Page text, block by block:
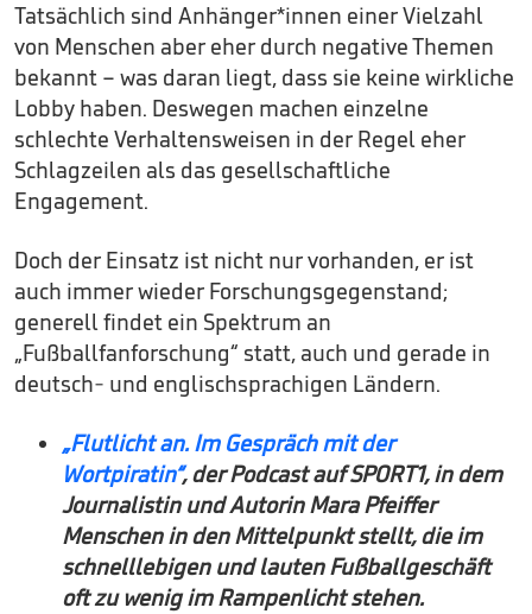
Tatsächlich sind Anhänger*innen einer Vielzahl
von Menschen aber eher durch negative Themen
bekannt – was daran liegt, dass sie keine wirkliche
Lobby haben. Deswegen machen einzelne
schlechte Verhaltensweisen in der Regel eher
Schlagzeilen als das gesellschaftliche
Engagement.
Doch der Einsatz ist nicht nur vorhanden, er ist
auch immer wieder Forschungsgegenstand;
generell findet ein Spektrum an
„Fußballfanforschung“ statt, auch und gerade in
deutsch- und englischsprachigen Ländern.
„Flutlicht an. Im Gespräch mit der
Wortpiratin“, der Podcast auf SPORT1, in dem
Journalistin und Autorin Mara Pfeiffer
Menschen in den Mittelpunkt stellt, die im
schnelllebigen und lauten Fußballgeschäft
oft zu wenig im Rampenlicht stehen.